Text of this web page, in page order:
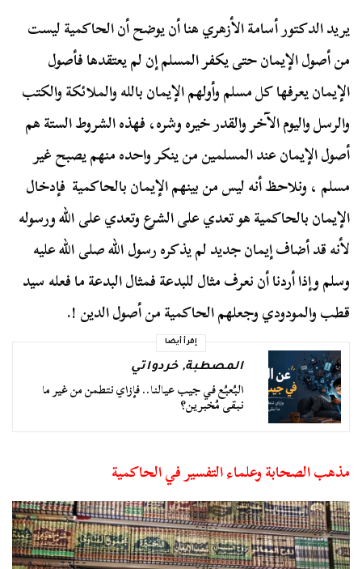
يريد الدكتور أسامة الأزهري هنا أن يوضح أن الحاكمية ليست
من أصول الإيمان حتى يكفر المسلم إن لم يعتقدها فأصول
الإيمان يعرفها كل مسلم وأولهم الإيمان بالله والملائكة والكتب
والرسل واليوم الآخر والقدر خيره وشره، فهذه الشروط الستة هم
أصول الإيمان عند المسلمين من ينكر واحده منهم يصبح غير
مسلم ، ونلاحظ أنه ليس من بينهم الإيمان بالحاكمية فإدخال
الإيمان بالحاكمية هو تعدي على الشرع وتعدي على الله ورسوله
لأنه قد أضاف إيمان جديد لم يذكره رسول الله صلى الله عليه
وسلم وإذا أردنا أن نعرف مثال للبدعة فمثال البدعة ما فعله سيد
قطب والمودودي وجعلهم الحاكمية من أصول الدين !.
إقرأ أيضا
المصطبة,خردواتي
البُعبُع في جيب عيالنا.. فإزاي نتطمن من غير ما
نبقى مُخبرين؟
مذهب الصحابة وعلماء التفسير في الحاكمية